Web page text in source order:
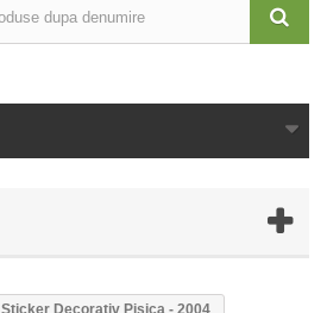
Sticker Decorativ Pisica - 2004